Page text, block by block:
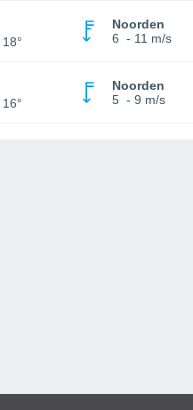
18°
Noorden
6 - 11 m/s
16°
Noorden
5 - 9 m/s